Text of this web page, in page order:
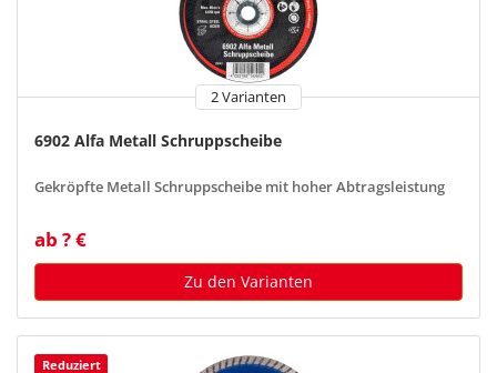
2 Varianten
6902 Alfa Metall Schruppscheibe
Gekröpfte Metall Schruppscheibe mit hoher Abtragsleistung
ab ? €
Zu den Varianten
Reduziert